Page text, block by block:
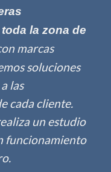
la zona de
marcas
soluciones
las
cada cliente.
un estudio
funcionamiento